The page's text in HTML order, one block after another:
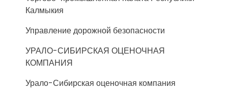
Калмыкия
Управление дорожной безопасности
УРАЛО-СИБИРСКАЯ ОЦЕНОЧНАЯ
КОМПАНИЯ
Урало-Сибирская оценочная компания